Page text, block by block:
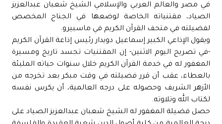
في مصر والعالم العربي والإسلامي الشيخ شعبان عبدالعزيز
الصياد، مقتنياته الخاصة لوضعها في الجناح المخصص
لفضيلته في متحف القرآن الكريم في ماسبيرو.
ويقول الإذاعي الكبير إسماعيل دويدار رئيس إذاعة القرآن الكريم
-في تصريح اليوم الاثنين- إن المقتنيات تجسد تاريخ ومسيرة
المغفور له في خدمة القرآن الكريم خلال سنوات حياته المليئة
بالعطاء، عقب أن قرر فضيلته في وقت مبكر بعد تخرجه من
الأزهر الشريف وحصوله على درجه العالمية، أن يكرس نفسه
لكتاب الله وتلاوته.
حصل فضيلة المغفور له الشيخ شعبان عبدالعزيز الصياد على